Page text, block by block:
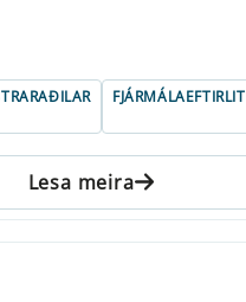
FJÁRMÁLAEFTIRLIT
Lesa meira